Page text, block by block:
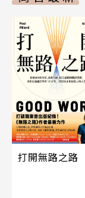
打開無路之路